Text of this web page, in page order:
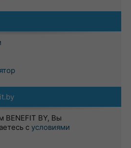
BENEFIT BY, Вы
с условиями